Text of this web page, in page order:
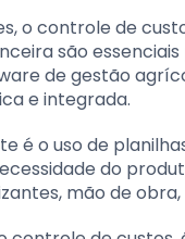
o controle de
são
de gestão
e integrada.
é o uso de
do
mão de